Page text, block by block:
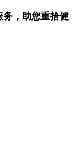
，助您重拾健